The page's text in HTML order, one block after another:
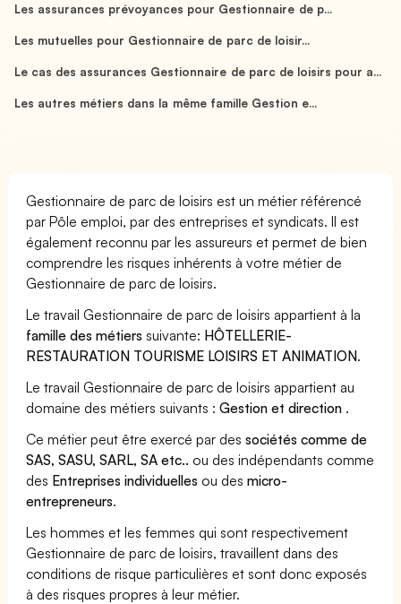
Les assurances prévoyances pour Gestionnaire de p...
Les mutuelles pour Gestionnaire de parc de loisir...
Le cas des assurances Gestionnaire de parc de loisirs pour a...
Les autres métiers dans la même famille Gestion e...
Gestionnaire de parc de loisirs est un métier référencé
par Pôle emploi, par des entreprises et syndicats. Il est
également reconnu par les assureurs et permet de bien
comprendre les risques inhérents à votre métier de
Gestionnaire de parc de loisirs.
Le travail Gestionnaire de parc de loisirs appartient à la
famille des métiers suivante: HÔTELLERIE-
RESTAURATION TOURISME LOISIRS ET ANIMATION.
Le travail Gestionnaire de parc de loisirs appartient au
domaine des métiers suivants :Gestion et direction .
Ce métier peut être exercé par dessociétés comme de
SAS, SASU, SARL, SA etc.. ou des indépendants comme
des Entreprises individuelles ou desmicro-
entrepreneurs.
Les hommes et les femmes qui sont respectivement
Gestionnaire de parc de loisirs, travaillent dans des
conditions de risque particulières et sont donc exposés
à des risques propres à leur métier.